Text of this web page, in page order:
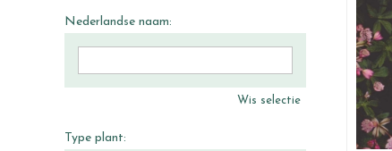
Nederlandse naam:
Wis selectie
Type plant: